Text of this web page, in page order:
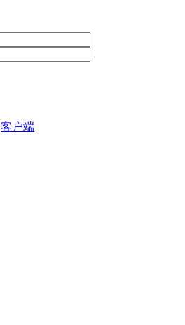
客户端